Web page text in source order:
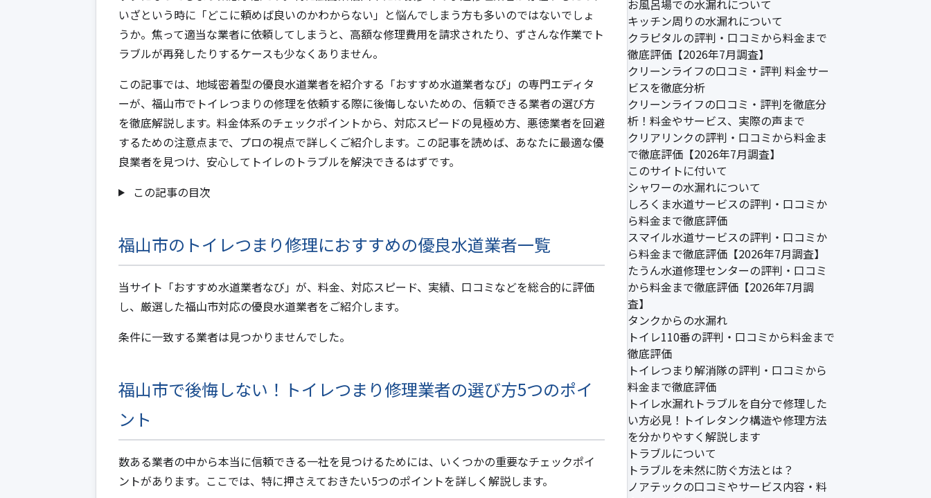
いざという時に「どこに頼めば良いのかわからない」と悩んでしまう方も多いのではないでしょ
うか。焦って適当な業者に依頼してしまうと、高額な修理費用を請求されたり、ずさんな作業でト
ラブルが再発したりするケースも少なくありません。
この記事では、地域密着型の優良水道業者を紹介する「おすすめ水道業者なび」の専門エディタ
ーが、福山市でトイレつまりの修理を依頼する際に後悔しないための、信頼できる業者の選び方
を徹底解説します。料金体系のチェックポイントから、対応スピードの見極め方、悪徳業者を回避
するための注意点まで、プロの視点で詳しくご紹介します。この記事を読めば、あなたに最適な優
良業者を見つけ、安心してトイレのトラブルを解決できるはずです。
この記事の目次
福山市のトイレつまり修理におすすめの優良水道業者一覧
当サイト「おすすめ水道業者なび」が、料金、対応スピード、実績、口コミなどを総合的に評価
し、厳選した福山市対応の優良水道業者をご紹介します。
条件に一致する業者は見つかりませんでした。
福山市で後悔しない！トイレつまり修理業者の選び方5つのポイ
ント
数ある業者の中から本当に信頼できる一社を見つけるためには、いくつかの重要なチェックポイ
ントがあります。ここでは、特に押さえておきたい5つのポイントを詳しく解説します。
お風呂場での水漏れについて
キッチン周りの水漏れについて
クラピタルの評判・口コミから料金まで
徹底評価【2026年7月調査】
クリーンライフの口コミ・評判 料金サー
ビスを徹底分析
クリーンライフの口コミ・評判を徹底分
析！料金やサービス、実際の声まで
クリアリンクの評判・口コミから料金ま
で徹底評価【2026年7月調査】
このサイトに付いて
シャワーの水漏れについて
しろくま水道サービスの評判・口コミか
ら料金まで徹底評価
スマイル水道サービスの評判・口コミか
ら料金まで徹底評価【2026年7月調査】
たうん水道修理センターの評判・口コミ
から料金まで徹底評価【2026年7月調
査】
タンクからの水漏れ
トイレ110番の評判・口コミから料金まで
徹底評価
トイレつまり解消隊の評判・口コミから
料金まで徹底評価
トイレ水漏れトラブルを自分で修理した
い方必見！トイレタンク構造や修理方法
を分かりやすく解説します
トラブルについて
トラブルを未然に防ぐ方法とは？
ノアテックの口コミやサービス内容・料